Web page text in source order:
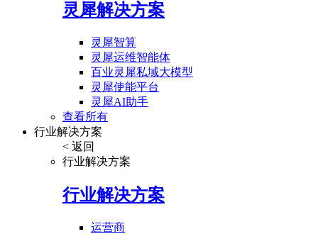
灵犀解决方案
灵犀智算
灵犀运维智能体
百业灵犀私域大模型
灵犀使能平台
灵犀AI助手
查看所有
行业解决方案
< 返回
行业解决方案
行业解决方案
运营商